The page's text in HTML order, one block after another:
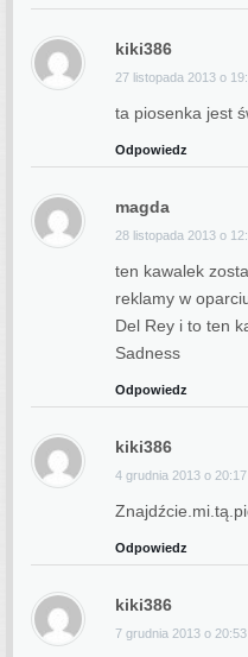
kiki386
27 listopada 2013 o
ta piosenka jest
Odpowiedz
magda
28 listopada 2013 o
ten kawalek
reklamy w
Del Rey i to ten
Sadness
Odpowiedz
kiki386
4 grudnia 2013 o 20:17
Odpowiedz
kiki386
7 grudnia 2013 o 20:53